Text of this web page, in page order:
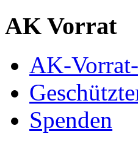
AK Vorrat
AK-
Spenden